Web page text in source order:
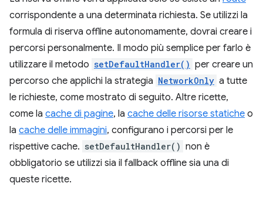
corrispondente a una determinata richiesta. Se utilizzi la
formula di riserva offline autonomamente, dovrai creare i
percorsi personalmente. Il modo più semplice per farlo è
utilizzare il metodo setDefaultHandler() per creare un
percorso che applichi la strategia NetworkOnly a tutte
le richieste, come mostrato di seguito. Altre ricette,
come la cache di pagine, la cache delle risorse statiche o
la cache delle immagini, configurano i percorsi per le
rispettive cache. setDefaultHandler() non è
obbligatorio se utilizzi sia il fallback offline sia una di
queste ricette.